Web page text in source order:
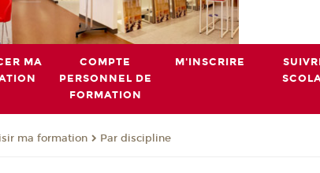
MA
COMPTE
PERSONNEL DE
FORMATION
M'INSCRIRE
ma formation Par discipline